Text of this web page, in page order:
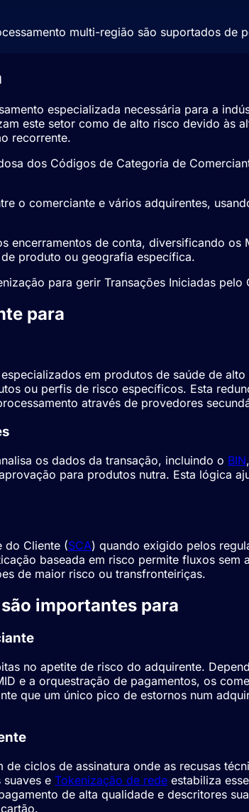
multi-região são suportados
especializada necessária para a
este setor como de alto risco devido às
recorrente.
dos Códigos de Categoria de
o comerciante e vários adquirentes,
encerramentos de conta, diversificando os
produto ou geografia específica.
para gerir Transações Iniciadas
para
em produtos de saúde de
ou perfis de risco específicos. Esta
através de provedores
os dados da transação, incluindo o BIN
para produtos nutra. Esta lógica
do Cliente (SCA) quando exigido pelos
baseada em risco permite fluxos
de maior risco ou transfronteiriças.
importantes para
no apetite de risco do adquirente.
e a orquestração de pagamentos, os
que um único pico de estornos num
ciclos de assinatura onde as recusas
e Tokenização de rede estabiliza
de alta qualidade e descritores